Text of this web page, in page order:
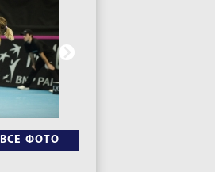
ВСЕ ФОТО